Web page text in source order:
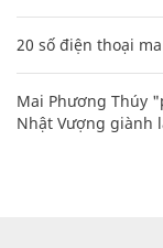
20 số điện thoại
Mai Phương Thúy
Nhật Vượng giành